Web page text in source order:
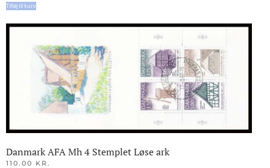
Tilføj til kurv
Danmark AFA Mh 4 Stemplet Løse ark
110.00 KR.